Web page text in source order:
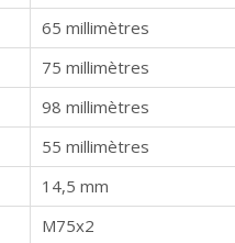
65 millimètres
75 millimètres
98 millimètres
55 millimètres
14,5 mm
M75x2